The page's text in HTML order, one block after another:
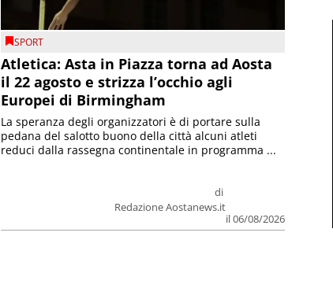
SPORT
Atletica: Asta in Piazza torna ad Aosta
il 22 agosto e strizza l’occhio agli
Europei di Birmingham
di
Redazione Aostanews.it
il 06/08/2026
La speranza degli organizzatori è di portare sulla
pedana del salotto buono della città alcuni atleti
reduci dalla rassegna continentale in programma ...